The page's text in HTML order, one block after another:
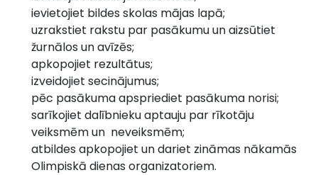
ievietojiet bildes skolas mājas lapā;
uzrakstiet rakstu par pasākumu un aizsūtiet
žurnālos un avīzēs;
apkopojiet rezultātus;
izveidojiet secinājumus;
pēc pasākuma apspriediet pasākuma norisi;
sarīkojiet dalībnieku aptauju par rīkotāju
veiksmēm un neveiksmēm;
atbildes apkopojiet un dariet zināmas nākamās
Olimpiskā dienas organizatoriem.